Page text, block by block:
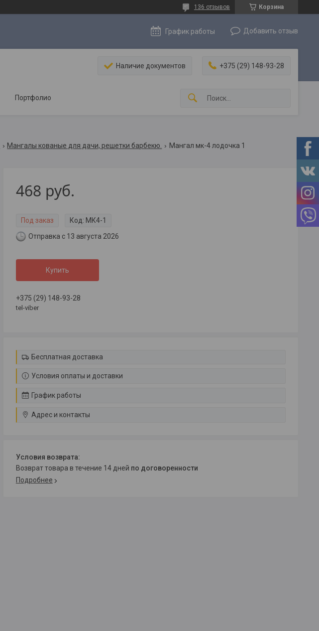
Корзина
136 отзывов
График работы Добавить отзыв
Наличие документов +375 (29) 148-93-28
Портфолио
Мангалы кованые для дачи, решетки барбекю. Мангал мк-4 лодочка 1
468 руб.
Под заказ Код: МК4-1
Отправка с 13 августа 2026
Купить
+375 (29) 148-93-28
tel-viber
Бесплатная доставка
Условия оплаты и доставки
График работы
Адрес и контакты
возврат товара в течение 14 дней по договоренности
Подробнее